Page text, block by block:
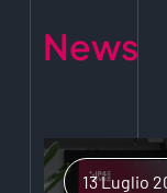
News
13 Luglio